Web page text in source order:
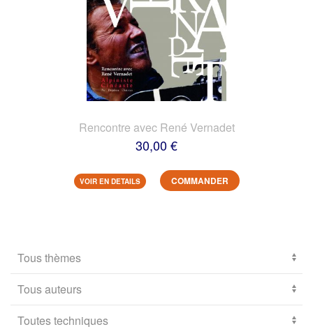
Rencontre avec René Vernadet
30,00 €
VOIR EN DETAILS COMMANDER